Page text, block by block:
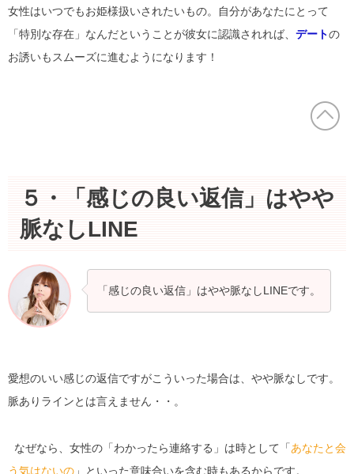
女性はいつでもお姫様扱いされたいもの。自分があなたにとって
「特別な存在」なんだということが彼女に認識されれば、 デートの
お誘いもスムーズに進むようになります！
５・「感じの良い返信」はやや
脈なしLINE
「感じの良い返信」はやや脈なしLINEです。
愛想のいい感じの返信ですがこういった場合は、やや脈なしです。
脈ありラインとは言えません・・。
なぜなら、女性の「わかったら連絡する」は時として「あなたと会
う気はないの 」といった意味合いを含む時もあるからです。